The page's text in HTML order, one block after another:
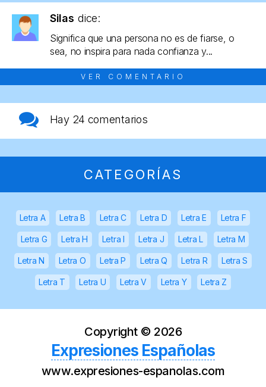
Silas dice:
Significa que una persona no es de fiarse, o
sea, no inspira para nada confianza y...
VER COMENTARIO
Hay 24 comentarios
CATEGORÍAS
Letra A Letra B Letra C Letra D Letra E Letra F
Letra G Letra H Letra I Letra J Letra L Letra M
Letra N Letra O Letra P Letra Q Letra R Letra S
Letra T Letra U Letra V Letra Y Letra Z
Copyright © 2026
Expresiones Españolas
www.expresiones-espanolas.com